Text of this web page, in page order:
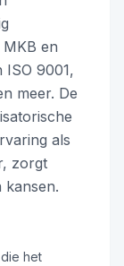
en
ISO 9001,
meer. De
als
zorgt
het